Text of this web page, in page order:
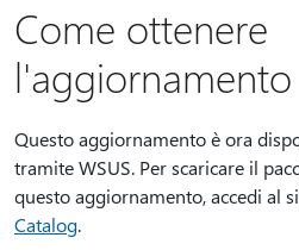
Come ottenere
l'aggiornamento
Questo aggiornamento è ora
tramite WSUS. Per scaricare il
questo aggiornamento, accedi al
Catalog.